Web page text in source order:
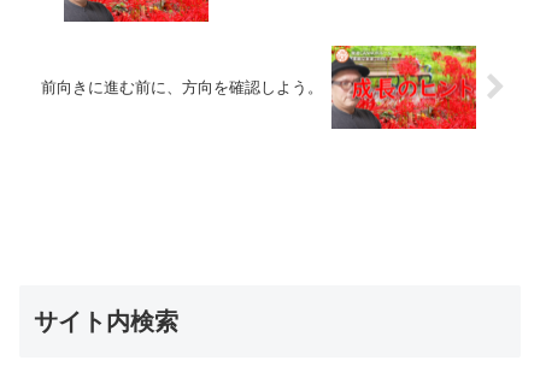
前向きに進む前に、方向を確認しよう。
サイト内検索